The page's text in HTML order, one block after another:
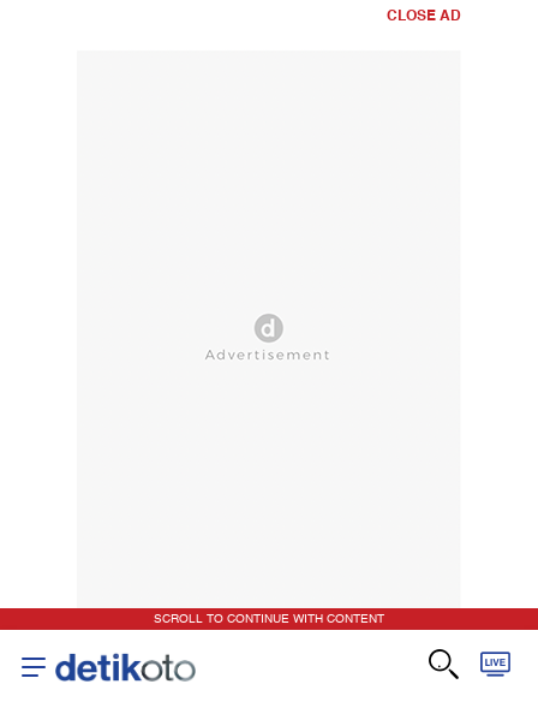
CLOSE AD
SCROLL TO CONTINUE WITH CONTENT